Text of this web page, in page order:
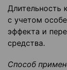
Длительность
с учетом
эффекта и
средства.
Способ